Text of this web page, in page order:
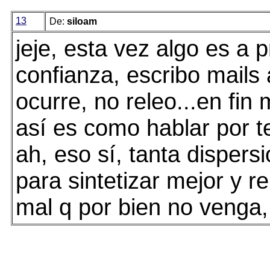
13 De: siloam
jeje, esta vez algo es a
confianza, escribo
ocurre, no releo...en fin
así es como hablar por
ah, eso sí, tanta
para sintetizar mejor y
mal q por bien no